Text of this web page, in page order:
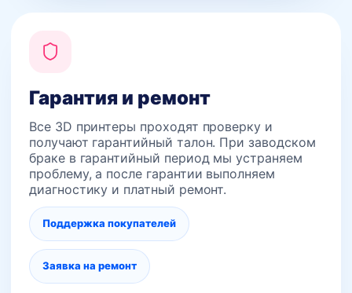
Гарантия и ремонт
Все 3D принтеры проходят проверку и
получают гарантийный талон. При заводском
браке в гарантийный период мы устраняем
проблему, а после гарантии выполняем
диагностику и платный ремонт.
Поддержка покупателей
Заявка на ремонт